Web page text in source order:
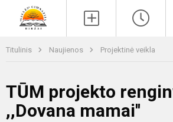
Titulinis Naujienos Projektinė veikla
TŪM projekto
,,Dovana mamai''